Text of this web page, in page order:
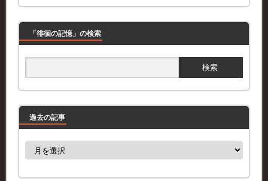
「徘徊の記憶」の検索
過去の記事
過